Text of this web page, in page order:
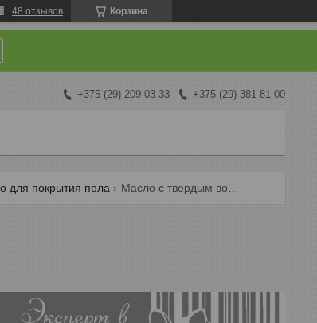
Корзина
48 отзывов
+375 (29) 209-03-33 +375 (29) 381-81-00
для покрытия пола